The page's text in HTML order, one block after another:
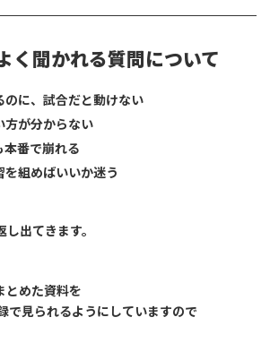
く聞かれる質問について
のに、試合だと動けない
方が分からない
番で崩れる
組めばいいか迷う
出てきます。
とめた資料を
で見られるようにしていますので